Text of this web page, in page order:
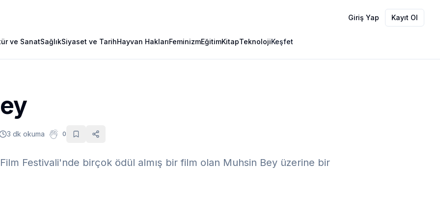
Giriş Yap Kayıt Ol
ve SanatSağlıkSiyaset ve TarihHayvan HaklarıFeminizmEğitimKitapTeknolojiKeşfet
3 dk okuma 0
Festivali'nde birçok ödül almış bir film olan Muhsin Bey üzerine bir